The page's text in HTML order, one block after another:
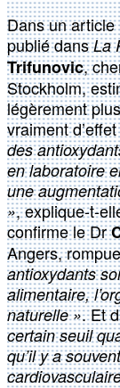
Dans un
publié dansLa
Trifunovic,
Stockholm,
légèrement
vraiment
des
en laboratoire
une
», explique-t-
confirme le Dr
Angers,
antioxydants
alimentaire,
naturelle ». Et
certain seuil
qu’il y a